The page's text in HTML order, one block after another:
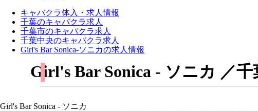
キャバクラ体入・求人情報
千葉のキャバクラ求人
千葉市のキャバクラ求人
千葉中央のキャバクラ求人
Girl's Bar Sonica-ソニカの求人情報
Girl's Bar Sonica - ソニカ ／
Girl's Bar Sonica - ソニカ